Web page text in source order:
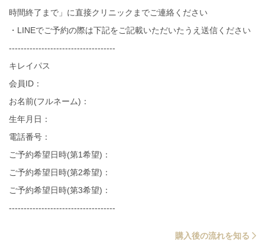
時間終了まで」に直接クリニックまでご連絡ください
・LINEでご予約の際は下記をご記載いただいたうえ送信ください
------------------------------------
キレイパス
会員ID：
お名前(フルネーム)：
生年月日：
電話番号：
ご予約希望日時(第1希望)：
ご予約希望日時(第2希望)：
ご予約希望日時(第3希望)：
------------------------------------
購入後の流れを知る